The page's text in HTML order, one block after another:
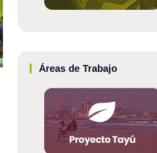
Áreas de Trabajo